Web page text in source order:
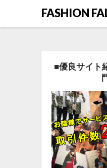
FASHION
■優良サイト